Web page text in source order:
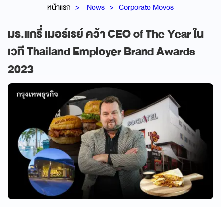
หน้าแรก News Corporate Moves
มร.แกรี่ เมอร์เรย์ คว้า CEO of The Year ใน
เวที Thailand Employer Brand Awards
2023